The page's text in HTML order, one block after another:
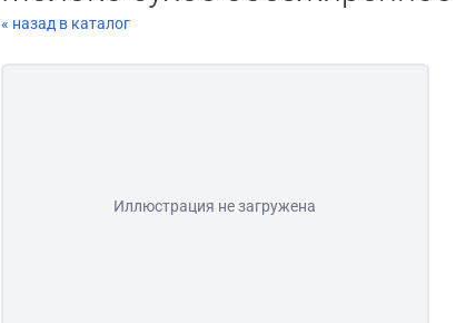
« назад в каталог
Иллюстрация не загружена